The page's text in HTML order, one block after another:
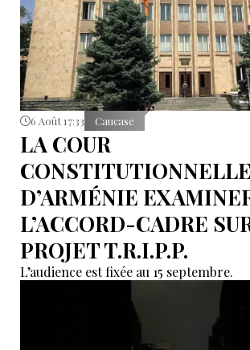
6 Août 17:33 Caucase
LA COUR
CONSTITUTIONNELLE
D’ARMÉNIE
L’ACCORD-CADRE
PROJET T.R.I.P.P.
L’audience est fixée au 15 septembre.